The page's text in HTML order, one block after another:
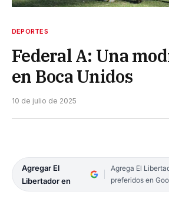
DEPORTES
Federal A: Una
en Boca Unidos
10 de julio de 2025
Agregar El
Libertador en
Agrega El
preferidos en